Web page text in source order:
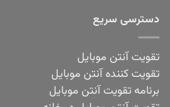
دسترسی سریع
تقویت آنتن موبایل
تقویت کننده آنتن موبایل
برنامه تقویت آنتن موبایل